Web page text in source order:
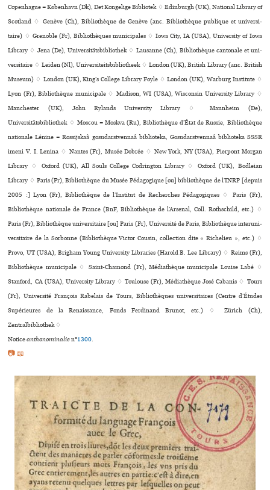
Copenhague = København (Dk), Det Kongelige Bibliotek ♢ Edinburgh (UK), National Library of
Scotland ♢ Genève (Ch), Bibliothèque de Genève (anc. Bibliothèque publi­que et uni­ver­si­
taire) ♢ Grenoble (Fr), Bibliothèques muni­ci­pa­les ♢ Iowa City, IA (USA), University of Iowa
Library ♢ Jena (De), Universitätsbibliothek ♢ Lausanne (Ch), Bibliothèque can­to­nale et uni­
ver­si­taire ♢ Leiden (Nl), Universiteitsbibliotheek ♢ London (UK), British Library (anc. British
Museum) ♢ London (UK), King’s College Library Foyle ♢ London (UK), Warburg Institute ♢
Lyon (Fr), Bibliothèque muni­ci­pale ♢ Madison, WI (USA), Wisconsin University Library ♢
Manchester (UK), John Rylands University Library ♢ Mannheim (De),
Universitätsbibliothek ♢ Moscou = Moskva (Ru), Bibliothèque d’État de Russie, Bibliothèque
nationale Lénine = Rossijskaâ gosudarstvennaâ biblioteka, Gosudarstvennaâ biblioteka SSSR
imeni V. I. Lenina ♢ Nantes (Fr), Musée Dobrée ♢ New York, NY (USA), Pierpont Morgan
Library ♢ Oxford (UK), All Souls College Codrington Library ♢ Oxford (UK), Bodleian
Library ♢ Paris (Fr), Bibliothèque du Musée Pédagogique [ou] biblio­thè­que de l’INRP [depuis
2005 :] Lyon (Fr), Bibliothèque de l’Institut de Recherches Pédagogiques ♢ Paris (Fr),
Bibliothèque nationale de France (BnF, Bibliothèque de l’Arsenal, Coll. Rothschild, etc.) ♢
Paris (Fr), Bibliothèque uni­ver­si­taire [ou] Paris (Fr), Université de Paris, Bibliothèque inte­ru­ni­
ver­si­taire de la Sorbonne (Bibliothèque Victor Cousin, collection dite « Richelieu », etc.) ♢
Provo, UT (USA), Brigham Young University Libraries (Harold B. Lee Library) ♢ Reims (Fr),
Bibliothèque muni­ci­pale ♢ Saint-Chamond (Fr), Médiathèque muni­ci­pale Louise Labé ♢
Stanford, CA (USA), University Library ♢ Toulouse (Fr), Médiathèque José Cabanis ♢ Tours
(Fr), Université François Rabelais de Tours, Bibliothèques uni­ver­si­tai­res (Centre d’Études
Supérieures de la Renaissance, Fonds Ferdinand Brunot, etc.) ♢ Zürich (Ch),
Zentralbibliothek ♢
Noticeanthonominalien°1300.
📷 📖